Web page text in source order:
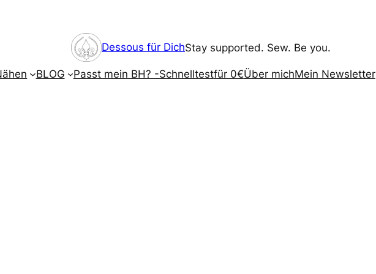
Dessous für DichStay supported. Sew. Be you.
BLOG Passt mein BH? -Schnelltestfür 0€Über michMein Newsletter